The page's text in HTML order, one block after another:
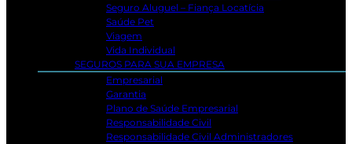
Seguro Aluguel – Fiança Locatícia
Saúde Pet
Viagem
Vida Individual
SEGUROS PARA SUA EMPRESA
Empresarial
Garantia
Plano de Saúde Empresarial
Responsabilidade Civil
Responsabilidade Civil Administradores